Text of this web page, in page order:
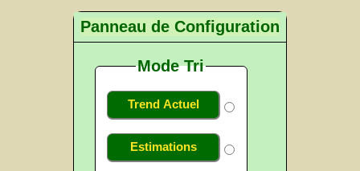
Panneau de Configuration
Mode Tri
Trend Actuel
Estimations